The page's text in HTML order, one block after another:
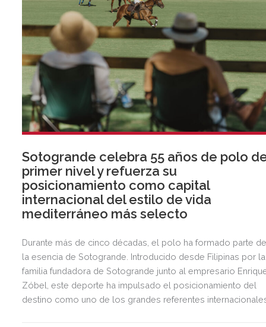
Sotogrande celebra 55 años de polo
primer nivel y refuerza su
posicionamiento como capital
internacional del estilo de vida
mediterráneo más selecto
Durante más de cinco décadas, el polo ha formado parte
la esencia de Sotogrande. Introducido desde Filipinas por la
familia fundadora de Sotogrande junto al empresario
Zóbel, este deporte ha impulsado el posicionamiento del
destino como uno de los grandes referentes